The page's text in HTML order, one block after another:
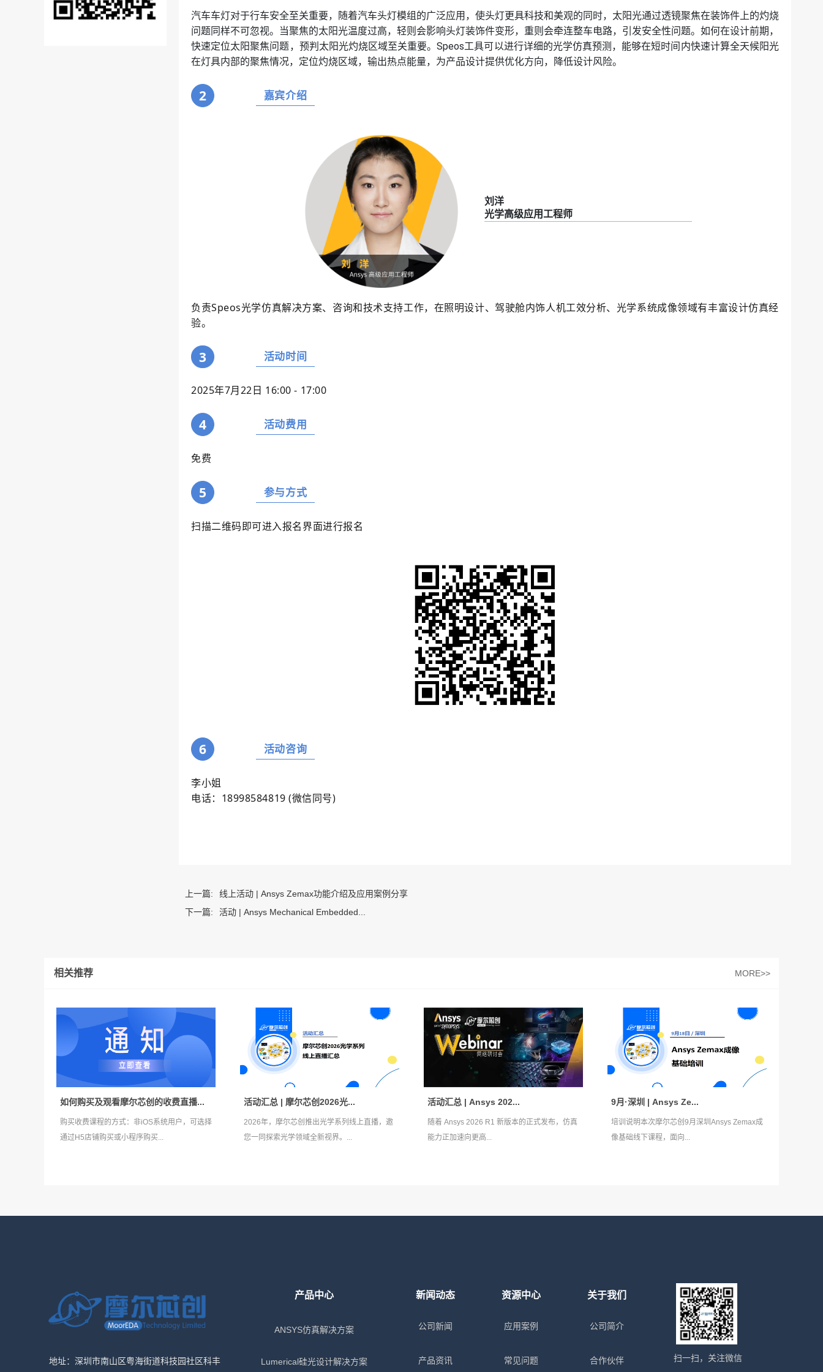
汽车车灯对于行车安全至关重要，随着汽车头灯模组的广泛应用，使头灯更具科技和美观的同时，太阳光通过透镜聚焦在装饰件上的灼烧
问题同样不可忽视。当聚焦的太阳光温度过高，轻则会影响头灯装饰件变形，重则会牵连整车电路，引发安全性问题。如何在设计前期，
快速定位太阳聚焦问题，预判太阳光灼烧区域至关重要。Speos工具可以进行详细的光学仿真预测，能够在短时间内快速计算全天候阳光
在灯具内部的聚焦情况，定位灼烧区域，输出热点能量，为产品设计提供优化方向，降低设计风险。
2 嘉宾介绍
刘洋
光学高级应用工程师
负责Speos光学仿真解决方案、咨询和技术支持工作，在照明设计、驾驶舱内饰人机工效分析、光学系统成像领域有丰富设计仿真经
验。
3 活动时间
2025年7月22日 16:00 - 17:00
4 活动费用
免费
5 参与方式
扫描二维码即可进入报名界面进行报名
6 活动咨询
李小姐
电话：18998584819 (微信同号)
上一篇:
线上活动 | Ansys Zemax功能介绍及应用案例分享
下一篇:
活动 | Ansys Mechanical Embedded...
相关推荐 MORE>>
如何购买及观看摩尔芯创的收费直播...
购买收费课程的方式：非iOS系统用户，可选择
通过H5店铺购买或小程序购买...
活动汇总 | 摩尔芯创2026光...
2026年，摩尔芯创推出光学系列线上直播，邀
您一同探索光学领域全新视界。...
活动汇总 | Ansys 202...
随着 Ansys 2026 R1 新版本的正式发布，仿真
能力正加速向更高...
9月·深圳 | Ansys Ze...
培训说明本次摩尔芯创9月深圳Ansys Zemax成
像基础线下课程，面向...
地址：深圳市南山区粤海街道科技园社区科丰
产品中心
ANSYS仿真解决方案
Lumerical硅光设计解决方案
新闻动态
公司新闻
产品资讯
资源中心
应用案例
常见问题
关于我们
公司简介
合作伙伴 扫一扫，关注微信